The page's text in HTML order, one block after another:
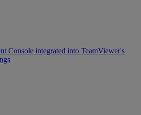
Console integrated into TeamViewer's